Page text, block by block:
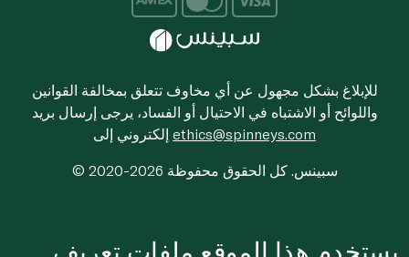
للإبلاغ بشكل مجهول عن أي مخاوف تتعلق بمخالفة القوانين
واللوائح أو الاشتباه في الاحتيال أو الفساد، يرجى إرسال بريد
ethics@spinneys.com
© 2020-2026 سبينس. كل الحقوق محفوظة
يستخدم هذا الموقع ملفات تعريف